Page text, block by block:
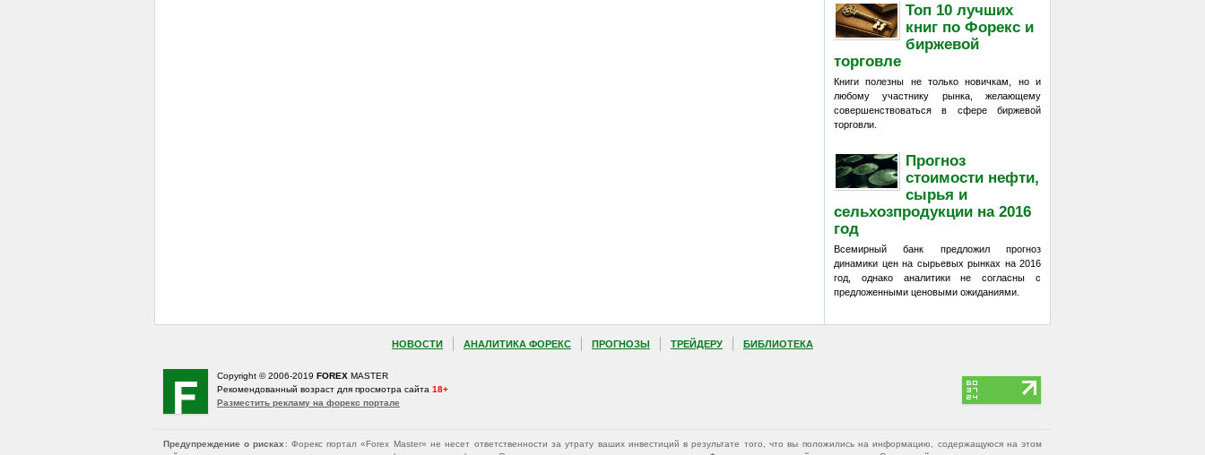
Топ 10 лучших
книг по Форекс и
биржевой
торговле
Книги полезны не только новичкам, но и
любому участнику рынка, желающему
совершенствоваться в сфере биржевой
торговли.
Прогноз
стоимости нефти,
сырья и
сельхозпродукции на 2016
год
Всемирный банк предложил прогноз
динамики цен на сырьевых рынках на 2016
год, однако аналитики не согласны с
предложенными ценовыми ожиданиями.
НОВОСТИ АНАЛИТИКА ФОРЕКС ПРОГНОЗЫ ТРЕЙДЕРУ БИБЛИОТЕКА
Copyright © 2006-2019 FOREX MASTER
Рекомендованный возраст для просмотра сайта 18+
Разместить рекламу на форекс портале
Предупреждение о рисках : Форекс портал «Forex Master» не несет ответственности за утрату ваших инвестиций в результате того, что вы положились на информацию, содержащуюся на этом